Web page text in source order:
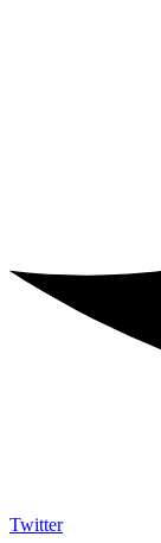
Twitter